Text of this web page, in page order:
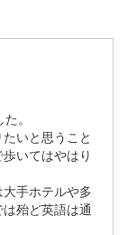
。
いと思うこと
いてはやはり
手ホテルや多
殆ど英語は通